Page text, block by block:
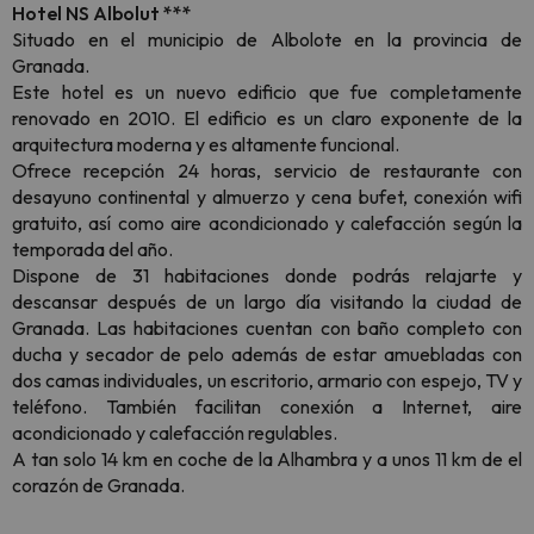
Hotel NS Albolut ***
Situado en el municipio de Albolote en la provincia de
Granada.
Este hotel es un nuevo edificio que fue completamente
renovado en 2010. El edificio es un claro exponente de la
arquitectura moderna y es altamente funcional.
Ofrece recepción 24 horas, servicio de restaurante con
desayuno continental y almuerzo y cena bufet, conexión wifi
gratuito, así como aire acondicionado y calefacción según la
temporada del año.
Dispone de 31 habitaciones donde podrás relajarte y
descansar después de un largo día visitando la ciudad de
Granada. Las habitaciones cuentan con baño completo con
ducha y secador de pelo además de estar amuebladas con
dos camas individuales, un escritorio, armario con espejo, TV y
teléfono. También facilitan conexión a Internet, aire
acondicionado y calefacción regulables.
A tan solo 14 km en coche de la Alhambra y a unos 11 km de el
corazón de Granada.